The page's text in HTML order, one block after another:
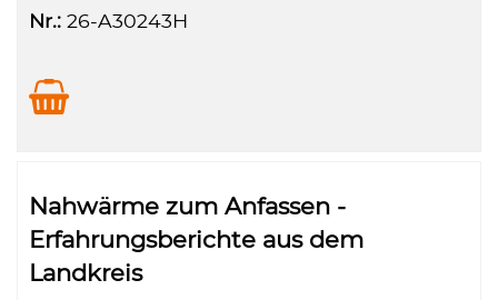
Nr.: 26-A30243H
Nahwärme zum Anfassen -
Erfahrungsberichte aus dem
Landkreis